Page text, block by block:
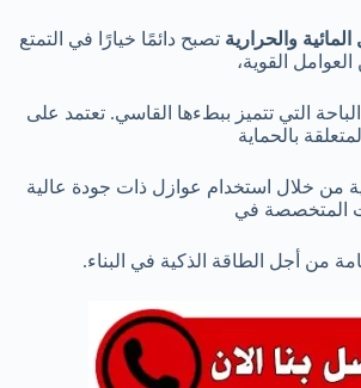
والحرارية تصبح دائمًا خيارًا في التمتع
العوامل القوية،
التي تتميز ببطءها القاسي. تعتمد على
بالحماية
من خلال استخدام عوازل ذات جودة عالية
المتخصصة في
من أجل الطاقة الذكية في البناء.